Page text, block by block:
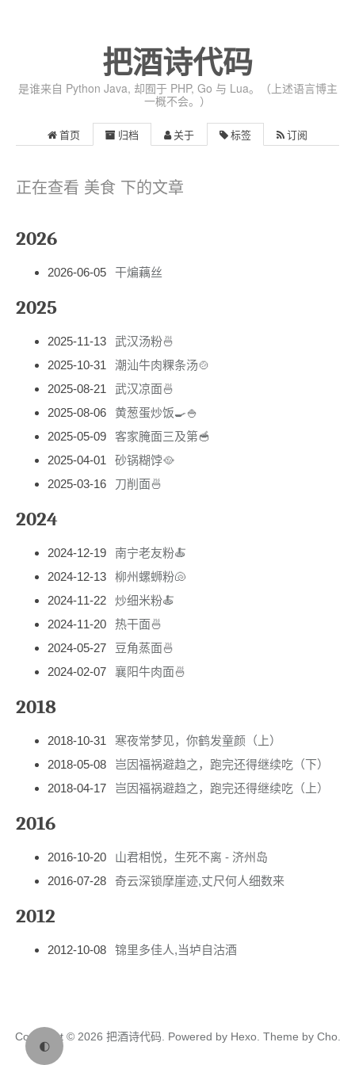
🌓
把酒诗代码
是谁来自 Python Java, 却囿于 PHP, Go 与 Lua。（上述语言博主
一概不会。）
首页 归档 关于 标签 订阅
正在查看 美食 下的文章
2026
2026-06-05 干煸藕丝
2025
2025-11-13
武汉汤粉🍜
2025-10-31
潮汕牛肉粿条汤🍲
2025-08-21
武汉凉面🍜
2025-08-06
黄葱蛋炒饭🍳🍚
2025-05-09
客家腌面三及第🥣
2025-04-01
砂锅糊饽🥘
2025-03-16
刀削面🍜
2024
2024-12-19
南宁老友粉🍝
2024-12-13
柳州螺蛳粉🐚
2024-11-22
炒细米粉🍝
2024-11-20
热干面🍜
2024-05-27
豆角蒸面🍜
2024-02-07
襄阳牛肉面🍜
2018
2018-10-31
寒夜常梦见，你鹤发童颜（上）
2018-05-08
岂因福祸避趋之，跑完还得继续吃（下）
2018-04-17
岂因福祸避趋之，跑完还得继续吃（上）
2016
2016-10-20
山君相悦，生死不离 - 济州岛
2016-07-28
奇云深锁摩崖迹,丈尺何人细数来
2012
2012-10-08 锦里多佳人,当垆自沽酒
Copyright © 2026 把酒诗代码. Powered byHexo. Theme byCho.